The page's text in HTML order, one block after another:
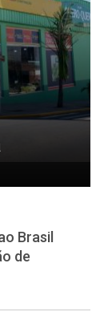
Brasil
de